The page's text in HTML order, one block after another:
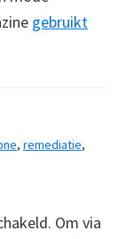
gebruikt
, remediatie,
Om via